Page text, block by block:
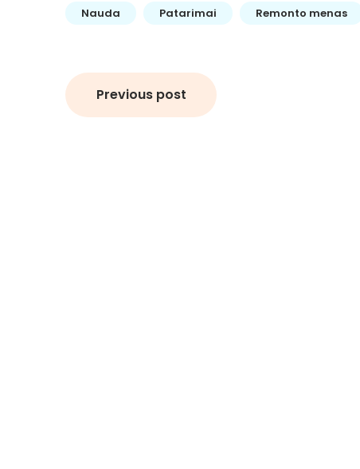
Nauda Patarimai Remonto menas
Navigacija
tarp
Previous post